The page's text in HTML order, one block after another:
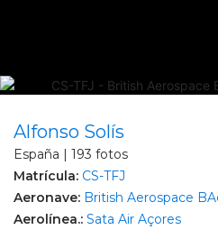
Alfonso Solís
España | 193 fotos
Matrícula: CS-TFJ
Aeronave: British Aerospace
Aerolínea.: Sata Air Açores